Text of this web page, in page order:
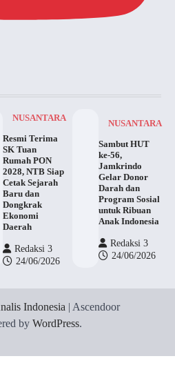
NUSANTARA
Resmi Terima
SK Tuan
Rumah PON
2028, NTB Siap
Cetak Sejarah
Baru dan
Dongkrak
Ekonomi
Daerah
Redaksi 3
24/06/2026
NUSANTARA
Sambut HUT
ke-56,
Jamkrindo
Gelar Donor
Darah dan
Program Sosial
untuk Ribuan
Anak Indonesia
Redaksi 3
24/06/2026
Indonesia | Ascendoor
by WordPress.